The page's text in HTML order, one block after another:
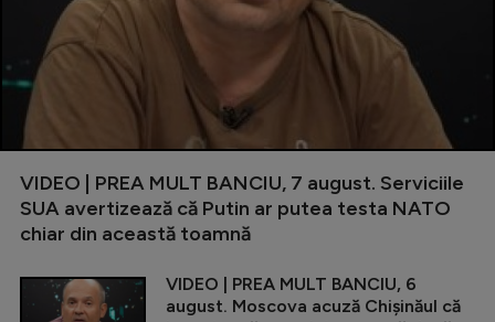
VIDEO | PREA MULT BANCIU, 7 august. Serviciile
SUA avertizează că Putin ar putea testa NATO
chiar din această toamnă
VIDEO | PREA MULT BANCIU, 6
august. Moscova acuză Chișinăul că